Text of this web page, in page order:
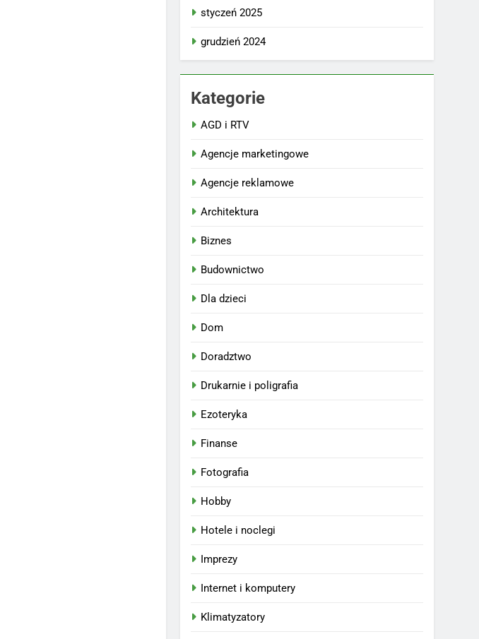
styczeń 2025
grudzień 2024
Kategorie
AGD i RTV
Agencje marketingowe
Agencje reklamowe
Architektura
Biznes
Budownictwo
Dla dzieci
Dom
Doradztwo
Drukarnie i poligrafia
Ezoteryka
Finanse
Fotografia
Hobby
Hotele i noclegi
Imprezy
Internet i komputery
Klimatyzatory